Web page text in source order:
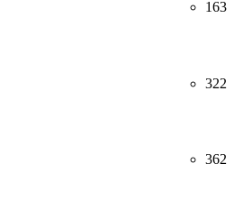
163
322
362